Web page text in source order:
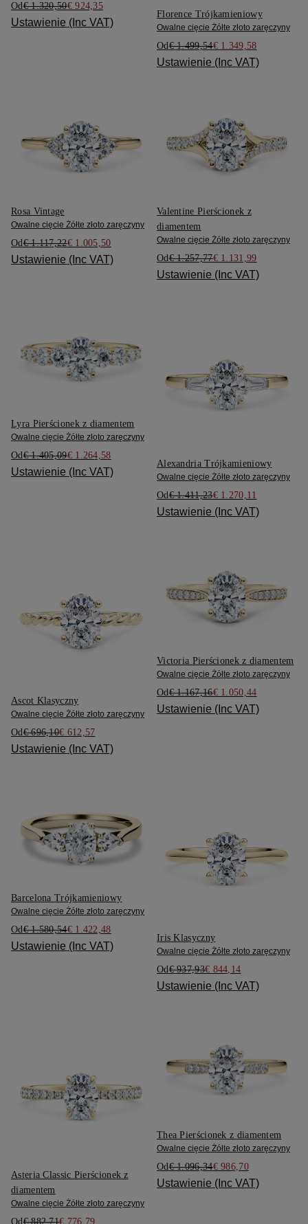
Od€ 1.320,50€ 924,35
Ustawienie (Inc VAT)
Florence Trójkamieniowy
Owalne cięcie Żółte złoto zaręczyny
Od€ 1.499,54€ 1.349,58
Ustawienie (Inc VAT)
Rosa Vintage
Owalne cięcie Żółte złoto zaręczyny
Od€ 1.117,22€ 1.005,50
Ustawienie (Inc VAT)
Valentine Pierścionek z
diamentem
Owalne cięcie Żółte złoto zaręczyny
Od€ 1.257,77€ 1.131,99
Ustawienie (Inc VAT)
Lyra Pierścionek z diamentem
Owalne cięcie Żółte złoto zaręczyny
Od€ 1.405,09€ 1.264,58
Ustawienie (Inc VAT)
Alexandria Trójkamieniowy
Owalne cięcie Żółte złoto zaręczyny
Od€ 1.411,23€ 1.270,11
Ustawienie (Inc VAT)
Ascot Klasyczny
Owalne cięcie Żółte złoto zaręczyny
Od€ 696,10€ 612,57
Ustawienie (Inc VAT)
Victoria Pierścionek z diamentem
Owalne cięcie Żółte złoto zaręczyny
Od€ 1.167,16€ 1.050,44
Ustawienie (Inc VAT)
Barcelona Trójkamieniowy
Owalne cięcie Żółte złoto zaręczyny
Od€ 1.580,54€ 1.422,48
Ustawienie (Inc VAT)
Iris Klasyczny
Owalne cięcie Żółte złoto zaręczyny
Od€ 937,93€ 844,14
Ustawienie (Inc VAT)
Asteria Classic Pierścionek z
diamentem
Owalne cięcie Żółte złoto zaręczyny
Od€ 882,71€ 776,79
Thea Pierścionek z diamentem
Owalne cięcie Żółte złoto zaręczyny
Od€ 1.096,34€ 986,70
Ustawienie (Inc VAT)